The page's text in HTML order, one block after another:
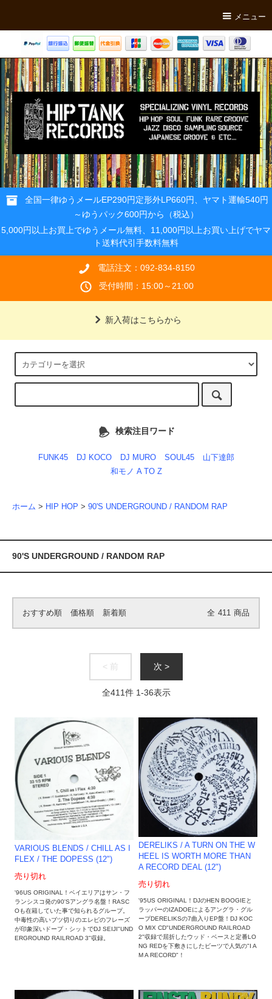
メニュー
全国一律ゆうメールEP290円定形外LP660円、ヤマト運輸540円
～ゆうパック600円から（税込）
5,000円以上お買上でゆうメール無料、11,000円以上お買い上げでヤマ
ト送料代引手数料無料
電話注文：092-834-8150
受付時間：15:00～21:00
新入荷はこちらから
検索注目ワード
FUNK45 DJ KOCO DJ MURO SOUL45
山下達郎
和モノ A TO Z
ホーム > HIP HOP > 90'S UNDERGROUND / RANDOM RAP
90'S UNDERGROUND / RANDOM RAP
おすすめ順 価格順 新着順 全 411 商品
< 前 次 >
全411件 1-36表示
VARIOUS BLENDS / CHILL AS I
FLEX / THE DOPESS (12")
売り切れ
'96US ORIGINAL！ベイエリアはサン・フ
ランシスコ発の90'Sアングラ名盤！RASC
Oも在籍していた事で知られるグループ。
中毒性の高いブツ切りのエレピのフレーズ
が印象深いドープ・シットでDJ SEIJI"UND
ERGROUND RAILROAD 3"収録。
DERELIKS / A TURN ON THE W
HEEL IS WORTH MORE THAN
A RECORD DEAL (12")
売り切れ
'95US ORIGINAL！DJのHEN BOOGIEと
ラッパーのIZADOEによるアングラ・グル
ープDERELIKSの7曲入りEP盤！DJ KOC
O MIX CD"UNDERGROUND RAILROAD
2"収録で屈折したウッド・ベースと定番LO
NG REDを下敷きにしたビーツで人気の"I A
M A RECORD"！